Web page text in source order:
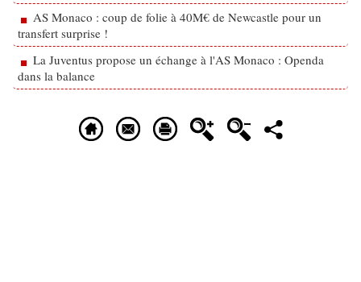
AS Monaco : coup de folie à 40M€ de Newcastle pour un
transfert surprise !
La Juventus propose un échange à l'AS Monaco : Openda
dans la balance